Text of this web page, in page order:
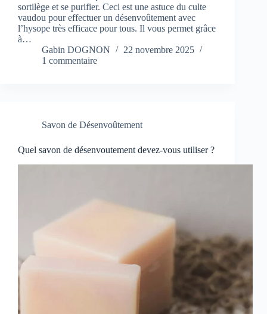
sortilège et se purifier. Ceci est une astuce du culte
vaudou pour effectuer un désenvoûtement avec
l’hysope très efficace pour tous. Il vous permet grâce
à…
Gabin DOGNON
22 novembre 2025
1 commentaire
Savon de Désenvoûtement
Quel savon de désenvoutement devez-vous utiliser ?